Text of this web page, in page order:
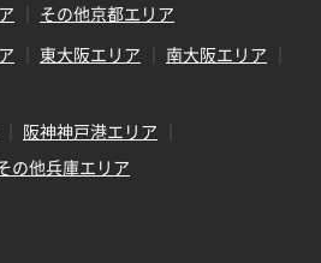
その他京都エリア
東大阪エリア
南大阪エリア
阪神神戸港エリア
の他兵庫エリア